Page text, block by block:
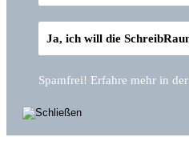
Spamfrei! Erfahre mehr in der